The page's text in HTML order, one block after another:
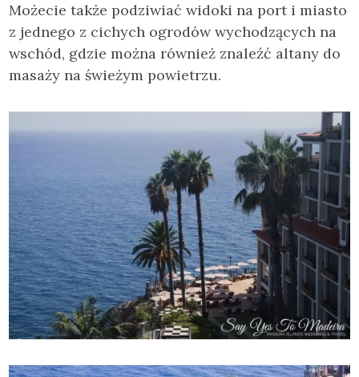
Możecie także podziwiać widoki na port i miasto
z jednego z cichych ogrodów wychodzących na
wschód, gdzie można również znaleźć altany do
masaży na świeżym powietrzu.